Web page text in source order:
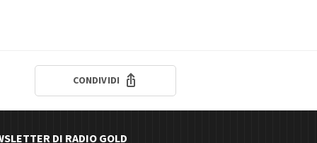
CONDIVIDI
DI RADIO GOLD